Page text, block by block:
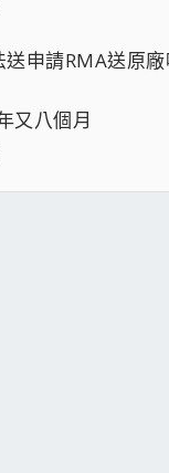
申請RMA送原廠
又八個月